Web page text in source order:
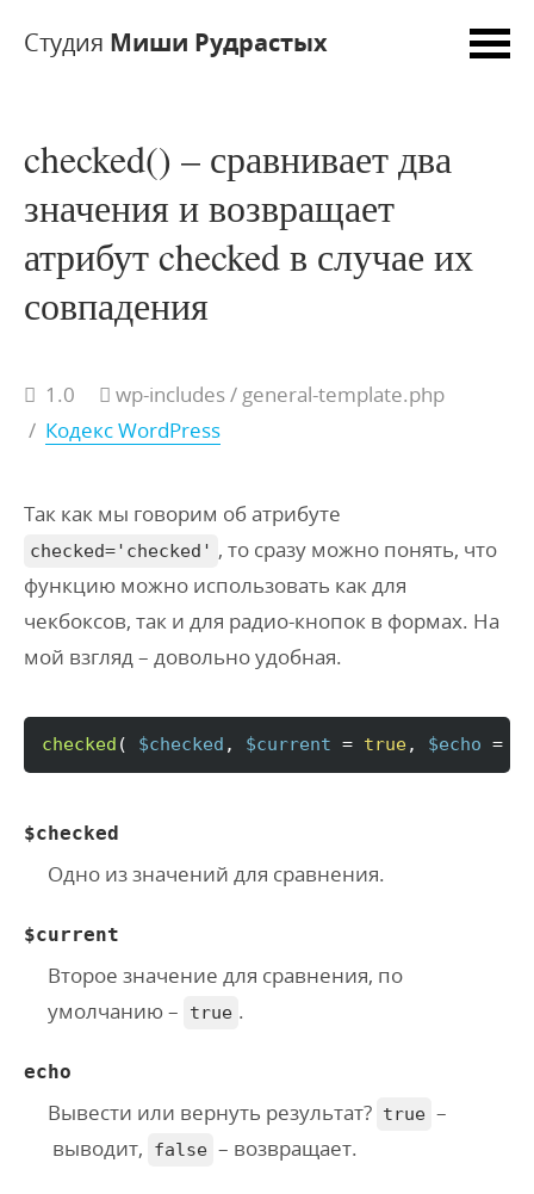
Студия Миши Рудрастых
checked() – сравнивает два
значения и возвращает
атрибут checked в случае их
совпадения
1.0
wp-includes / general-template.php
/ Кодекс WordPress
Так как мы говорим об атрибуте
checked='checked' , то сразу можно понять, что
функцию можно использовать как для
чекбоксов, так и для радио-кнопок в формах. На
мой взгляд – довольно удобная.
checked ( $checked , $current = true, $echo =
$checked
Одно из значений для сравнения.
$current
Второе значение для сравнения, по
умолчанию –
true .
echo
Вывести или вернуть результат? true –
выводит,
false – возвращает.